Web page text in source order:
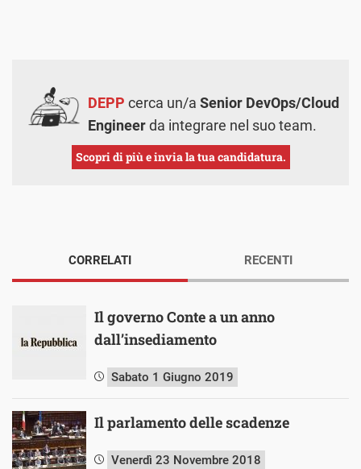
DEPP cerca un/a Senior DevOps/Cloud
Engineerda integrare nel suo team.
Scopri di più e invia la tua candidatura.
CORRELATI
Il governo Conte a un anno
dall’insediamento
Sabato 1 Giugno 2019
Il parlamento delle scadenze
Venerdì 23 Novembre 2018
RECENTI